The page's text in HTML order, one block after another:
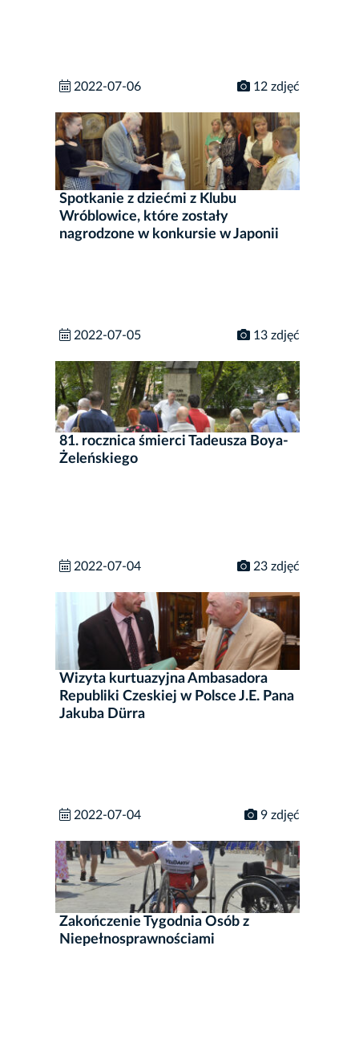
2022-07-06 12 zdjęć
Spotkanie z dziećmi z Klubu
Wróblowice, które zostały
nagrodzone w konkursie w Japonii
2022-07-05 13 zdjęć
81. rocznica śmierci Tadeusza Boya-
Żeleńskiego
2022-07-04 23 zdjęć
Wizyta kurtuazyjna Ambasadora
Republiki Czeskiej w Polsce J.E. Pana
Jakuba Dürra
2022-07-04 9 zdjęć
Zakończenie Tygodnia Osób z
Niepełnosprawnościami